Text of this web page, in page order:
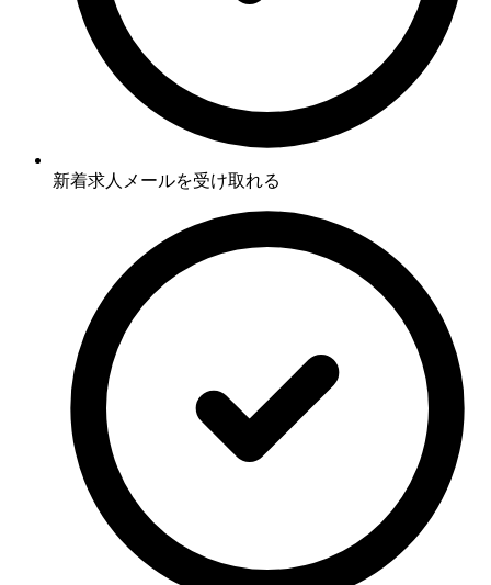
新着求人メールを受け取れる